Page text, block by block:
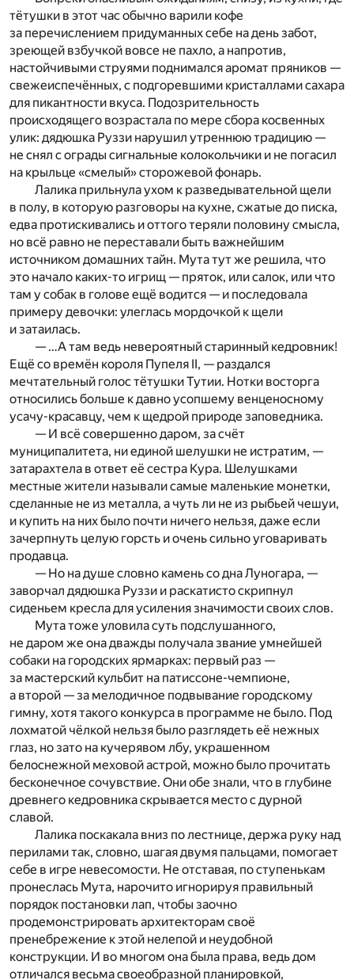
тётушки в этот час обычно варили кофе
за перечислением придуманных себе на день забот,
зреющей взбучкой вовсе не пахло, а напротив,
настойчивыми струями поднимался аромат пряников —
свежеиспечённых, с подгоревшими кристаллами сахара
для пикантности вкуса. Подозрительность
происходящего возрастала по мере сбора косвенных
улик: дядюшка Руззи нарушил утреннюю традицию —
не снял с ограды сигнальные колокольчики и не погасил
на крыльце «смелый» сторожевой фонарь.
Лалика прильнула ухом к разведывательной щели
в полу, в которую разговоры на кухне, сжатые до писка,
едва протискивались и оттого теряли половину смысла,
но всё равно не переставали быть важнейшим
источником домашних тайн. Мута тут же решила, что
это начало каких-то игрищ — пряток, или салок, или что
там у собак в голове ещё водится — и последовала
примеру девочки: улеглась мордочкой к щели
и затаилась.
— …А там ведь невероятный старинный кедровник!
Ещё со времён короля Пупеля II, — раздался
мечтательный голос тётушки Тутии. Нотки восторга
относились больше к давно усопшему венценосному
усачу-красавцу, чем к щедрой природе заповедника.
— И всё совершенно даром, за счёт
муниципалитета, ни единой шелушки не истратим, —
затарахтела в ответ её сестра Кура. Шелушками
местные жители называли самые маленькие монетки,
сделанные не из металла, а чуть ли не из рыбьей чешуи,
и купить на них было почти ничего нельзя, даже если
зачерпнуть целую горсть и очень сильно уговаривать
продавца.
— Но на душе словно камень со дна Луногара, —
заворчал дядюшка Руззи и раскатисто скрипнул
сиденьем кресла для усиления значимости своих слов.
Мута тоже уловила суть подслушанного,
не даром же она дважды получала звание умнейшей
собаки на городских ярмарках: первый раз —
за мастерский кульбит на патиссоне-чемпионе,
а второй — за мелодичное подвывание городскому
гимну, хотя такого конкурса в программе не было. Под
лохматой чёлкой нельзя было разглядеть её нежных
глаз, но зато на кучерявом лбу, украшенном
белоснежной меховой астрой, можно было прочитать
бесконечное сочувствие. Они обе знали, что в глубине
древнего кедровника скрывается место с дурной
славой.
Лалика поскакала вниз по лестнице, держа руку над
перилами так, словно, шагая двумя пальцами, помогает
себе в игре невесомости. Не отставая, по ступенькам
пронеслась Мута, нарочито игнорируя правильный
порядок постановки лап, чтобы заочно
продемонстрировать архитекторам своё
пренебрежение к этой нелепой и неудобной
конструкции. И во многом она была права, ведь дом
отличался весьма своеобразной планировкой,